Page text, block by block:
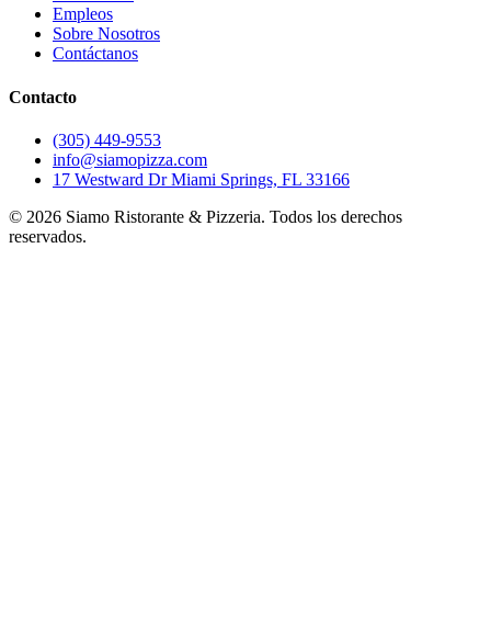
Empleos
Sobre Nosotros
Contáctanos
Contacto
(305) 449-9553
info@siamopizza.com
17 Westward Dr Miami Springs, FL 33166
© 2026 Siamo Ristorante & Pizzeria. Todos los derechos
reservados.